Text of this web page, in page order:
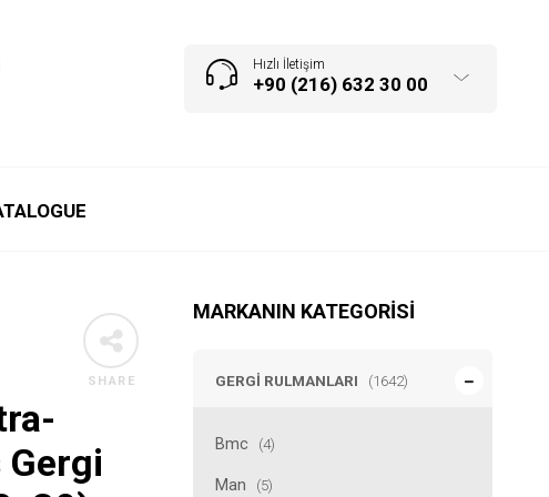
Hızlı İletişim
+90 (216) 632 30 00
MARKANIN KATEGORISI
GERGI RULMANLARI (1642)
Bmc (4)
Man (5)
SHARE
Gergi